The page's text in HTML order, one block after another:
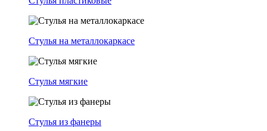
Стулья на металлокаркасе
Стулья мягкие
Стулья из фанеры